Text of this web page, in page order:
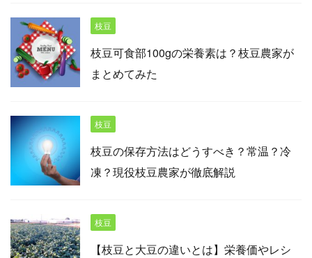
枝豆
枝豆可食部100gの栄養素は？枝豆農家が
まとめてみた
枝豆
枝豆の保存方法はどうすべき？常温？冷
凍？現役枝豆農家が徹底解説
枝豆
【枝豆と大豆の違いとは】栄養価やレシ